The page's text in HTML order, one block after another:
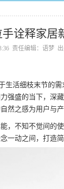
诠释家居
责任编辑：语梦 出
活细枝末节的需
强盛的当下，深
然之感为用户与
不知不觉间的使
一动之间，打造